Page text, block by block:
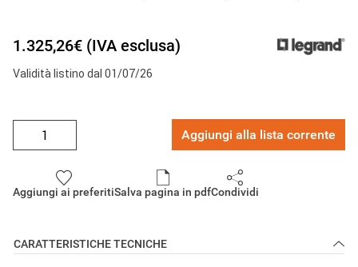
1.325,26€ (IVA esclusa)
Validità listino dal 01/07/26
Aggiungi alla lista corrente
Aggiungi ai preferitiSalva pagina in pdfCondividi
CARATTERISTICHE TECNICHE